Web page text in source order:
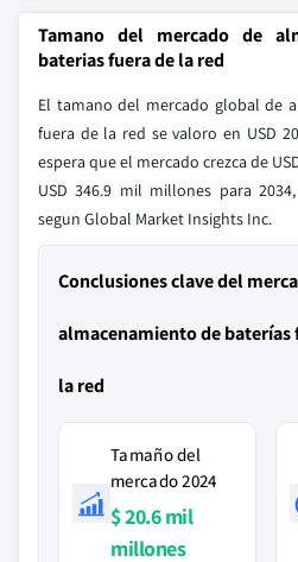
Tamano del mercado de
baterias fuera de la red
El tamano del mercado global de
fuera de la red se valoro en USD
espera que el mercado crezca de
USD 346.9 mil millones para
segun Global Market Insights Inc.
Conclusiones clave del
almacenamiento de baterías
la red
Tamaño del
mercado 2024
$ 20.6 mil
millones